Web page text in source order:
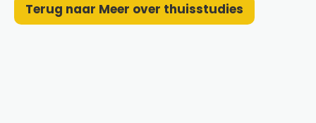
Terug naar Meer over thuisstudies